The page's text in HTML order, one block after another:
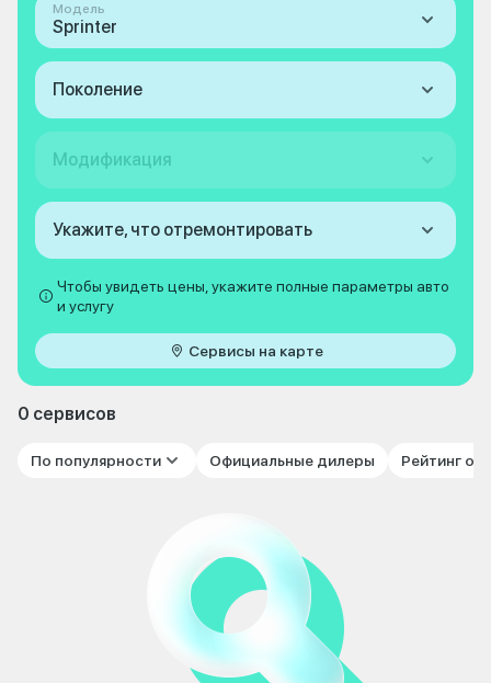
Модель
Sprinter
Поколение
Модификация
Укажите, что отремонтировать
Чтобы увидеть цены, укажите полные параметры авто
и услугу
Сервисы на карте
0 сервисов
По популярности Официальные дилеры Рейтинг